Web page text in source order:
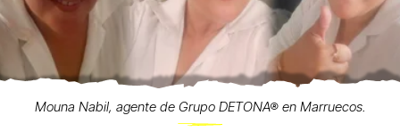
Mouna Nabil, agente de Grupo DETONA® en Marruecos.